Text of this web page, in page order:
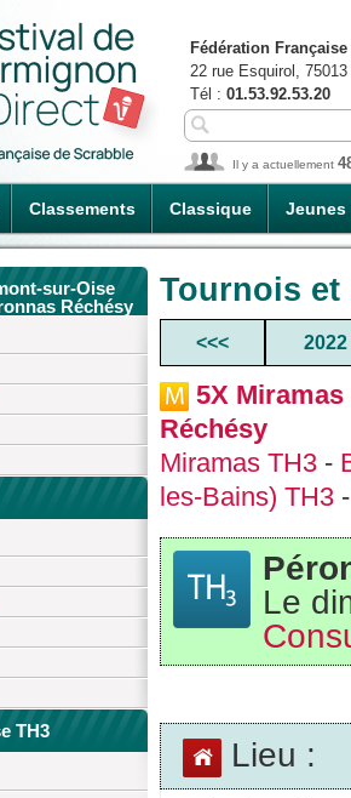
Classements Classique Jeunes
Fédération
22 rue Esquirol,
Tél : 01.53.92.53.20
Il y a actuellement
sur-Oise
Réchésy
TH3
Tournois
<<< 2022
5X
Réchésy
Miramas TH3 -
les-Bains) TH3
Le
Lieu :